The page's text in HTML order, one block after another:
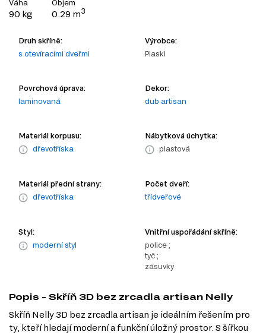
Váha
90 kg
Objem
0.29 m3
Druh skříně:
s otevíracími dveřmi
Výrobce:
Piaski
Povrchová úprava:
laminovaná
Dekor:
dub artisan
Materiál korpusu:
dřevotříska
Nábytková úchytka:
plastová
Materiál přední strany:
dřevotříska
Počet dveří:
třídveřové
Styl:
moderní styl
Vnitřní uspořádání skříně:
police ;
tyč ;
zásuvky
Popis - Skříň 3D bez zrcadla artisan Nelly
Skříň Nelly 3D bez zrcadla artisan je ideálním řešením pro
ty, kteří hledají moderní a funkční úložný prostor. S šířkou